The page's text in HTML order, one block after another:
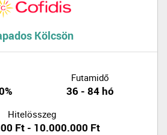
Kölcsön
Futamidő
36 - 84 hó
Hitelösszeg
Ft - 10.000.000 Ft